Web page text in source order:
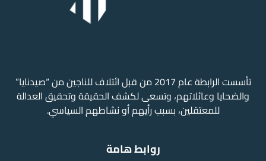
تأسست الرابطة عام 2017 من قبل ائتلاف للناجين من “صيدنايا”
والضحايا وعائلاتهم، وتسعى لكشف الحقيقة وتحقيق العدالة
للمعتقلين، بسبب رأيهم أو نشاطهم السياسي.
روابط هامة